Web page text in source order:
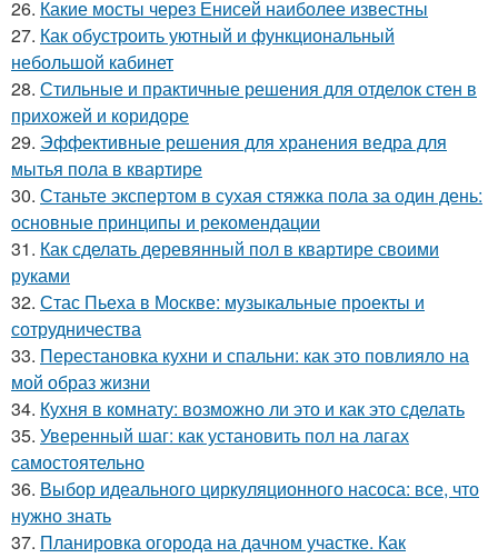
26. Какие мосты через Енисей наиболее известны
27. Как обустроить уютный и функциональный
небольшой кабинет
28. Стильные и практичные решения для отделок стен в
прихожей и коридоре
29. Эффективные решения для хранения ведра для
мытья пола в квартире
30. Станьте экспертом в сухая стяжка пола за один день:
основные принципы и рекомендации
31. Как сделать деревянный пол в квартире своими
руками
32. Стас Пьеха в Москве: музыкальные проекты и
сотрудничества
33. Перестановка кухни и спальни: как это повлияло на
мой образ жизни
34. Кухня в комнату: возможно ли это и как это сделать
35. Уверенный шаг: как установить пол на лагах
самостоятельно
36. Выбор идеального циркуляционного насоса: все, что
нужно знать
37. Планировка огорода на дачном участке. Как